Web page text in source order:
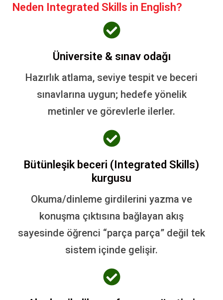
Neden Integrated Skills in English?
Üniversite & sınav odağı
Hazırlık atlama, seviye tespit ve beceri
sınavlarına uygun; hedefe yönelik
metinler ve görevlerle ilerler.
Bütünleşik beceri (Integrated Skills)
kurgusu
Okuma/dinleme girdilerini yazma ve
konuşma çıktısına bağlayan akış
sayesinde öğrenci “parça parça” değil tek
sistem içinde gelişir.